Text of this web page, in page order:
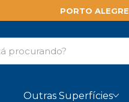
PORTO ALEGRE
Outras Superfícies